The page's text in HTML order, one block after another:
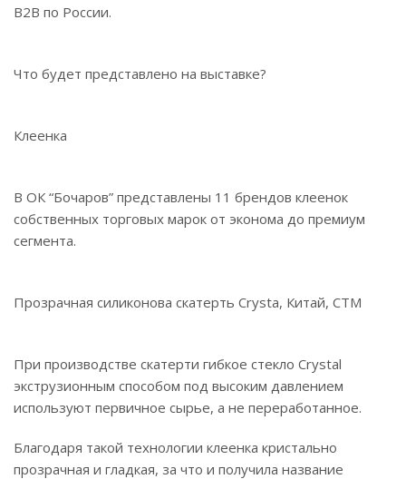
B2B по России.
Что будет представлено на выставке?
Клеенка
В ОК “Бочаров” представлены 11 брендов клеенок
собственных торговых марок от эконома до премиум
сегмента.
Прозрачная силиконова скатерть Crysta, Китай, СТМ
При производстве скатерти гибкое стекло Crystal
экструзионным способом под высоким давлением
используют первичное сырье, а не переработанное.
Благодаря такой технологии клеенка кристально
прозрачная и гладкая, за что и получила название